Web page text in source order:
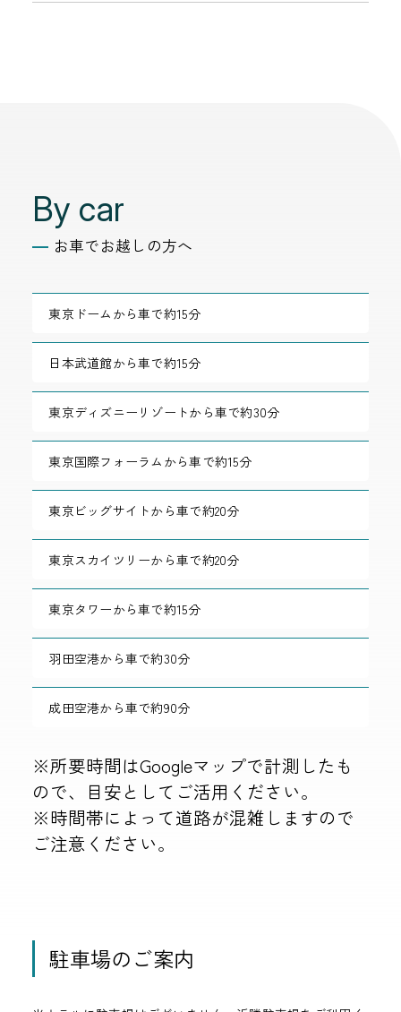
By car
お車でお越しの方へ
東京ドームから車で約15分
日本武道館から車で約15分
東京ディズニーリゾートから車で約30分
東京国際フォーラムから車で約15分
東京ビッグサイトから車で約20分
東京スカイツリーから車で約20分
東京タワーから車で約15分
羽田空港から車で約30分
成田空港から車で約90分
※所要時間はGoogleマップで計測したも
ので、目安としてご活用ください。
※時間帯によって道路が混雑しますので
ご注意ください。
駐車場のご案内